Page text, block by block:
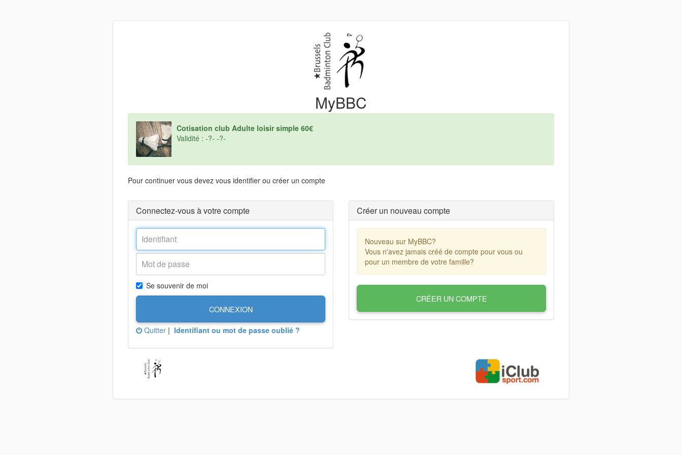
MyBBC
Cotisation club Adulte loisir simple 60€
Validité : -?- -?-
Pour continuer vous devez vous identifier ou créer un compte
Connectez-vous à votre compte
Se souvenir de moi
CONNEXION
Quitter | Identifiant ou mot de passe oublié ?
Créer un nouveau compte
Nouveau sur MyBBC?
Vous n'avez jamais créé de compte pour vous ou
pour un membre de votre famille?
CRÉER UN COMPTE